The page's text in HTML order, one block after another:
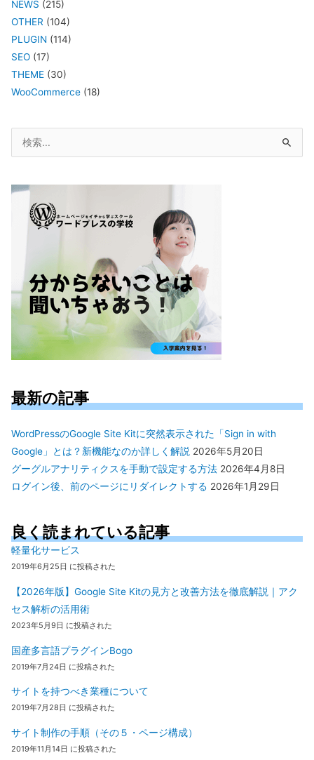
NEWS (215)
OTHER (104)
PLUGIN (114)
SEO (17)
THEME (30)
WooCommerce (18)
象:
最新の記事
WordPressのGoogle Site Kitに突然表示された「Sign in with
Google」とは？新機能なのか詳しく解説 2026年5月20日
グーグルアナリティクスを手動で設定する方法 2026年4月8日
ログイン後、前のページにリダイレクトする 2026年1月29日
良く読まれている記事
軽量化サービス
2019年6月25日 に投稿された
【2026年版】Google Site Kitの見方と改善方法を徹底解説｜アク
セス解析の活用術
2023年5月9日 に投稿された
国産多言語プラグインBogo
2019年7月24日 に投稿された
サイトを持つべき業種について
2019年7月28日 に投稿された
サイト制作の手順（その５・ページ構成）
2019年11月14日 に投稿された